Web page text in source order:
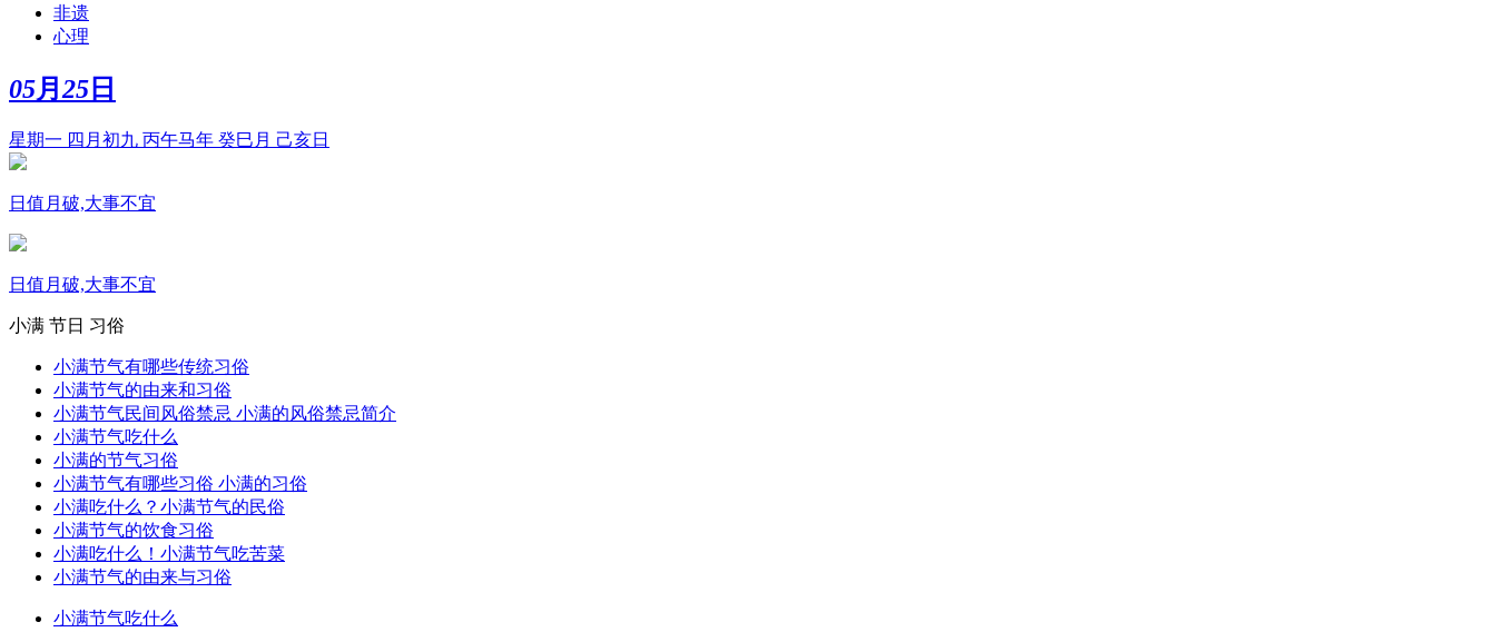
非遗
心理
05月 25 日
星期一 四月初九 丙午马年 癸巳月 己亥日
日值月破,大事不宜
日值月破,大事不宜
小满 节日 习俗
小满节气有哪些传统习俗
小满节气的由来和习俗
小满节气民间风俗禁忌 小满的风俗禁忌简介
小满节气吃什么
小满的节气习俗
小满节气有哪些习俗 小满的习俗
小满吃什么？小满节气的民俗
小满节气的饮食习俗
小满吃什么！小满节气吃苦菜
小满节气的由来与习俗
小满节气吃什么